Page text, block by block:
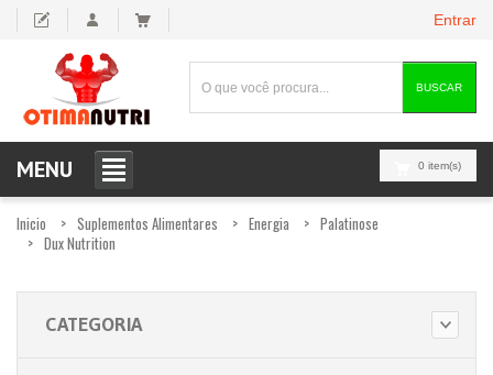
Entrar
BUSCAR
0 item(s)
MENU
Inicio Suplementos Alimentares Energia
Palatinose
Dux Nutrition
CATEGORIA